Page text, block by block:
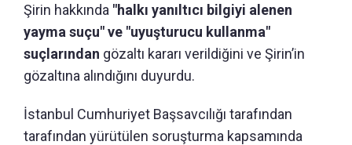
Şirin hakkında "halkı yanıltıcı bilgiyi alenen
yayma suçu" ve "uyuşturucu kullanma"
suçlarından gözaltı kararı verildiğini ve Şirin’in
gözaltına alındığını duyurdu.
İstanbul Cumhuriyet Başsavcılığı tarafından
tarafından yürütülen soruşturma kapsamında